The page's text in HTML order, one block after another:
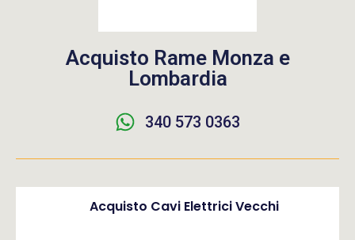
Acquisto Rame Monza e
Lombardia
340 573 0363
Acquisto Cavi Elettrici Vecchi